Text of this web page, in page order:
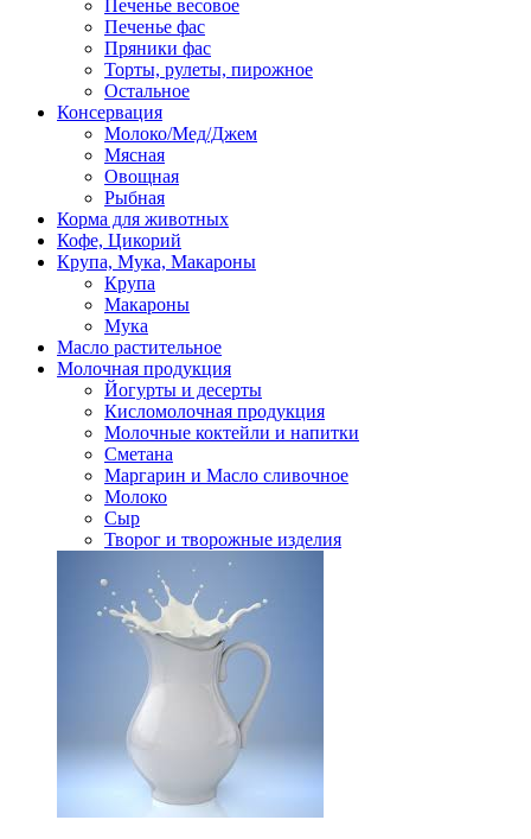
Печенье весовое
Печенье фас
Пряники фас
Торты, рулеты, пирожное
Остальное
Консервация
Молоко/Мед/Джем
Мясная
Овощная
Рыбная
Корма для животных
Кофе, Цикорий
Крупа, Мука, Макароны
Крупа
Макароны
Мука
Масло растительное
Молочная продукция
Йогурты и десерты
Кисломолочная продукция
Молочные коктейли и напитки
Сметана
Маргарин и Масло сливочное
Молоко
Сыр
Творог и творожные изделия